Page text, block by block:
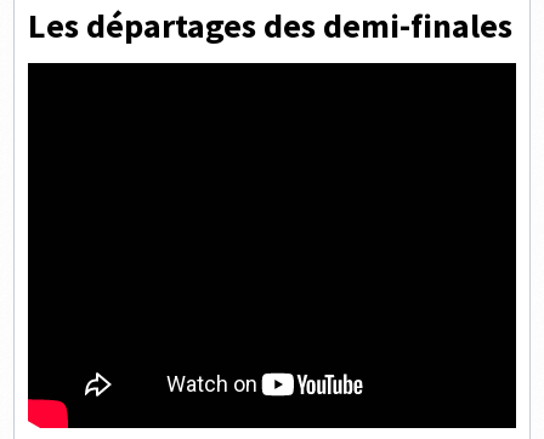
Les départages des demi-finales